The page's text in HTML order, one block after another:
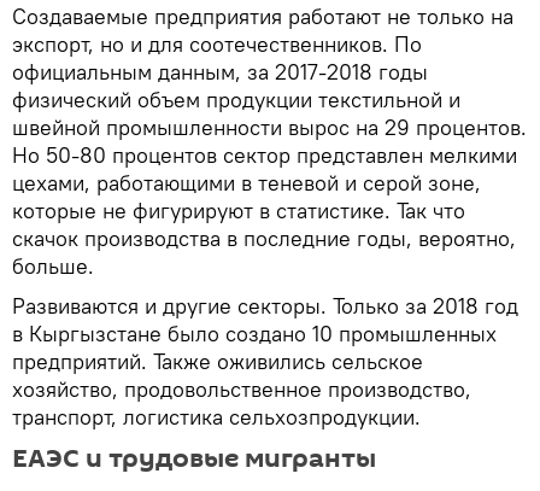
Создаваемые предприятия работают не только на
экспорт, но и для соотечественников. По
официальным данным, за 2017-2018 годы
физический объем продукции текстильной и
швейной промышленности вырос на 29 процентов.
Но 50-80 процентов сектор представлен мелкими
цехами, работающими в теневой и серой зоне,
которые не фигурируют в статистике. Так что
скачок производства в последние годы, вероятно,
больше.
Развиваются и другие секторы. Только за 2018 год
в Кыргызстане было создано 10 промышленных
предприятий. Также оживились сельское
хозяйство, продовольственное производство,
транспорт, логистика сельхозпродукции.
ЕАЭС и трудовые мигранты